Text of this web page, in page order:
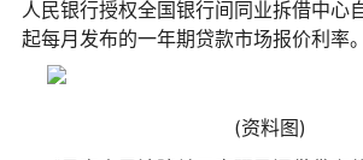
人民银行授权全国银行间同业拆借中心
起每月发布的一年期贷款市场报价利率。
(资料图)